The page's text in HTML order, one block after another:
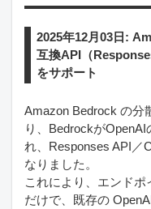
2025年12月03日:
互換API（
をサポート
Amazon Bedrock の分
り、Bedrockが
れ、Responses API／
なりました。
これにより、エンド
だけで、既存の